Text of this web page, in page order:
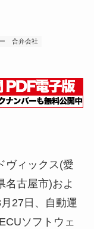
合弁会社
ヴィックス(愛
名古屋市)およ
27日、自動運
ソフトウェ